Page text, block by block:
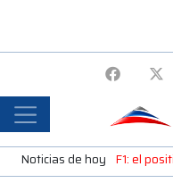
Noticias de hoy F1: el